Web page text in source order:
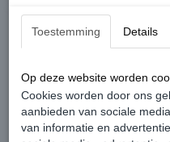
Toestemming Details
Op deze website worden
Cookies worden door ons
aanbieden van sociale
van informatie en